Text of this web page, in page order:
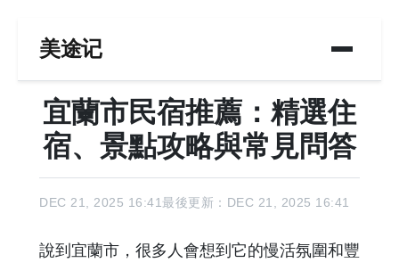
美途记
宜蘭市民宿推薦：精選住
宿、景點攻略與常見問答
DEC 21, 2025 16:41最後更新：DEC 21, 2025 16:41
說到宜蘭市，很多人會想到它的慢活氛圍和豐